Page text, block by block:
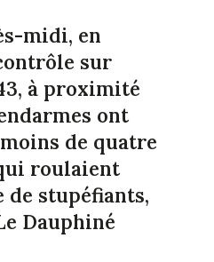
midi, en
sur
à proximité
ont
de quatre
roulaient
de stupéfiants,
Dauphiné